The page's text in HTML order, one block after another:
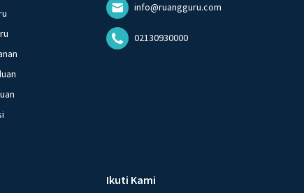
info@ruangguru.com
02130930000
Ikuti Kami